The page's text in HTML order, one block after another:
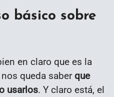
básico sobre
en claro que es la
queda saber que
usarlos. Y claro está, el